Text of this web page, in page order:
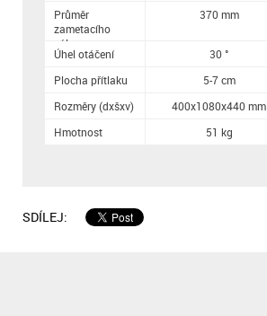
Průměr
zametacího
válce
Úhel otáčení
Plocha přítlaku
Rozměry (dxšxv)
Hmotnost
370 mm
30 °
5-7 cm
400x1080x440 mm
51 kg
SDÍLEJ: